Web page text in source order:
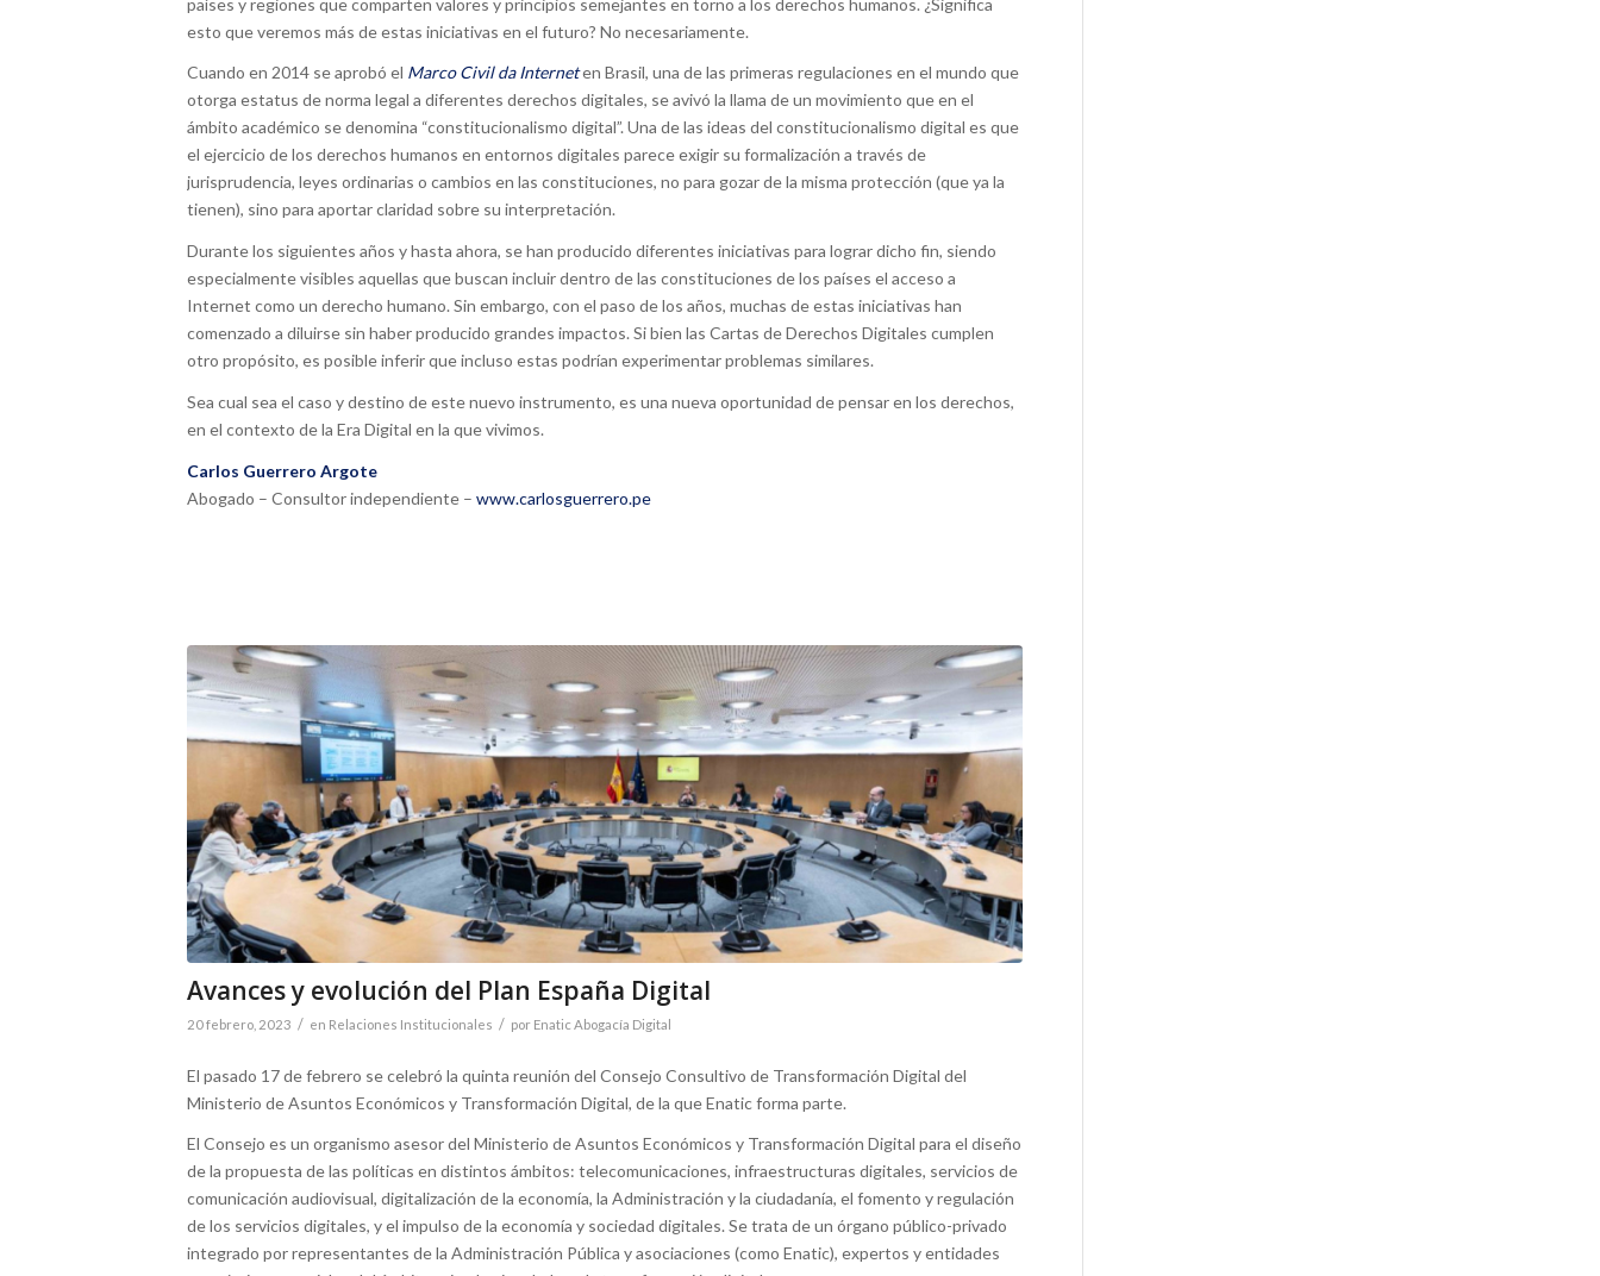
esto que veremos más de estas iniciativas en el futuro? No necesariamente.
Cuando en 2014 se aprobó el Marco Civil da Interneten Brasil, una de las primeras regulaciones en el mundo que
otorga estatus de norma legal a diferentes derechos digitales, se avivó la llama de un movimiento que en el
ámbito académico se denomina “constitucionalismo digital”. Una de las ideas del constitucionalismo digital es que
el ejercicio de los derechos humanos en entornos digitales parece exigir su formalización a través de
jurisprudencia, leyes ordinarias o cambios en las constituciones, no para gozar de la misma protección (que ya la
tienen), sino para aportar claridad sobre su interpretación.
Durante los siguientes años y hasta ahora, se han producido diferentes iniciativas para lograr dicho fin, siendo
especialmente visibles aquellas que buscan incluir dentro de las constituciones de los países el acceso a
Internet como un derecho humano. Sin embargo, con el paso de los años, muchas de estas iniciativas han
comenzado a diluirse sin haber producido grandes impactos. Si bien las Cartas de Derechos Digitales cumplen
otro propósito, es posible inferir que incluso estas podrían experimentar problemas similares.
Sea cual sea el caso y destino de este nuevo instrumento, es una nueva oportunidad de pensar en los derechos,
en el contexto de la Era Digital en la que vivimos.
Carlos Guerrero Argote
Abogado – Consultor independiente – www.carlosguerrero.pe
Avances y evolución del Plan España Digital
20 febrero, 2023 / en Relaciones Institucionales / por Enatic Abogacía Digital
El pasado 17 de febrero se celebró la quinta reunión del Consejo Consultivo de Transformación Digital del
Ministerio de Asuntos Económicos y Transformación Digital, de la que Enatic forma parte.
El Consejo es un organismo asesor del Ministerio de Asuntos Económicos y Transformación Digital para el diseño
de la propuesta de las políticas en distintos ámbitos: telecomunicaciones, infraestructuras digitales, servicios de
comunicación audiovisual, digitalización de la economía, la Administración y la ciudadanía, el fomento y regulación
de los servicios digitales, y el impulso de la economía y sociedad digitales. Se trata de un órgano público-privado
integrado por representantes de la Administración Pública y asociaciones (como Enatic), expertos y entidades